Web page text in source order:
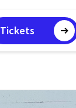
Tickets